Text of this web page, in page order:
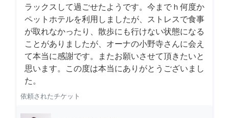
ラックスして過ごせたようです。今までｈ何度か
ペットホテルを利用しましたが、ストレスで食事
が取れなかったり、散歩にも行けない状態になる
ことがありましたが、オーナの小野寺さんに会え
て本当に感謝です。またお願いさせて頂きたいと
思います。この度は本当にありがとうございまし
た。
依頼されたチケット